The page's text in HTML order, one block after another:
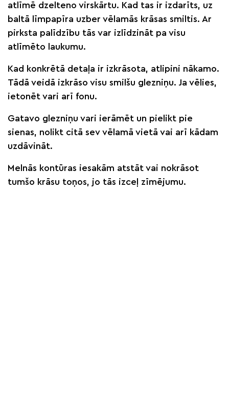
atlīmē dzelteno virskārtu. Kad tas ir izdarīts, uz
baltā līmpapīra uzber vēlamās krāsas smiltis. Ar
pirksta palīdzību tās var izlīdzināt pa visu
atlīmēto laukumu.
Kad konkrētā detaļa ir izkrāsota, atlipini nākamo.
Tādā veidā izkrāso visu smilšu glezniņu. Ja vēlies,
ietonēt vari arī fonu.
Gatavo glezniņu vari ierāmēt un pielikt pie
sienas, nolikt citā sev vēlamā vietā vai arī kādam
uzdāvināt.
Melnās kontūras iesakām atstāt vai nokrāsot
tumšo krāsu toņos, jo tās izceļ zīmējumu.